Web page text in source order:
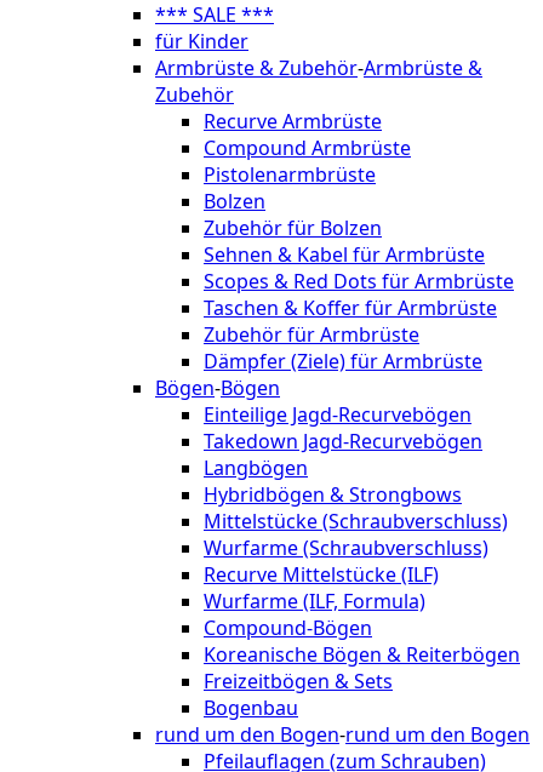
*** SALE ***
für Kinder
Armbrüste & Zubehör-Armbrüste &
Zubehör
Recurve Armbrüste
Compound Armbrüste
Pistolenarmbrüste
Bolzen
Zubehör für Bolzen
Sehnen & Kabel für Armbrüste
Scopes & Red Dots für Armbrüste
Taschen & Koffer für Armbrüste
Zubehör für Armbrüste
Dämpfer (Ziele) für Armbrüste
Bögen-Bögen
Einteilige Jagd-Recurvebögen
Takedown Jagd-Recurvebögen
Langbögen
Hybridbögen & Strongbows
Mittelstücke (Schraubverschluss)
Wurfarme (Schraubverschluss)
Recurve Mittelstücke (ILF)
Wurfarme (ILF, Formula)
Compound-Bögen
Koreanische Bögen & Reiterbögen
Freizeitbögen & Sets
Bogenbau
rund um den Bogen-rund um den Bogen
Pfeilauflagen (zum Schrauben)